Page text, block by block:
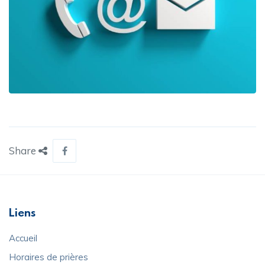
Share
Liens
Accueil
Horaires de prières